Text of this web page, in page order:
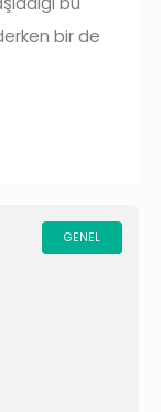
bir de
GENEL